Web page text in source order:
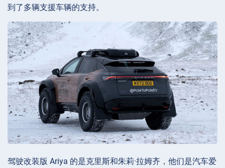
到了多辆支援车辆的支持。
驾驶改装版 Ariya 的是克里斯和朱莉·拉姆齐，他们是汽车爱